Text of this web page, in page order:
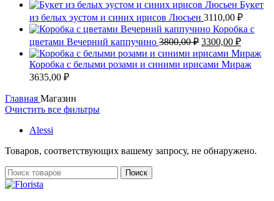
Букет
из белых эустом и синих ирисов Люсьен 3110,00 ₽
Коробка с
цветами Вечерний каппучино 3800,00₽ Первоначальная
цена
составляла
3300,00 ₽
цена:
Коробка с белыми розами и синими ирисами Мираж
3635,00 ₽
Главная Магазин
Очистить все фильтры
Alessi
Товаров, соответствующих вашему запросу, не обнаружено.
Поиск